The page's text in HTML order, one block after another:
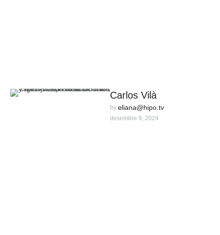
Carlos Vilà
by eliana@hipo.tv
desembre 9, 2024